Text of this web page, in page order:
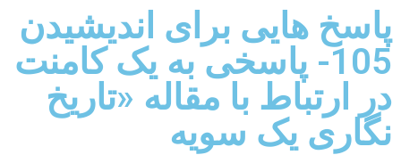
پاسخ هایی برای اندیشیدن
105- پاسخی به یک کامنت
در ارتباط با مقاله «تاریخ
نگاری یک سویه